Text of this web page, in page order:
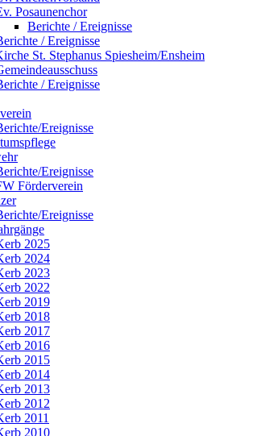
Posaunenchor
Berichte / Ereignisse
/ Ereignisse
St. Stephanus Spiesheim/Ensheim
/ Ereignisse
Ereignisse
Ereignisse
Förderverein
Ereignisse
2025
2024
2023
2022
2019
2018
2017
2016
2015
2014
2013
2012
2011
2010